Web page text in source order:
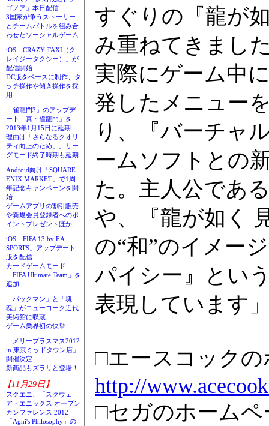
ゴノア」本日配信
3国家が争うストーリー
とチームバトルを組み合
わせたソーシャルゲーム
iOS「CRAZY TAXI（ク
レイジータクシー）」が
配信開始
DC版をベースに制作、タ
ッチ操作や傾き操作を採
用
「雀龍門3」のアップデ
ート「真・雀龍門」を
2013年1月15日に延期
理由は「さらなるクオリ
ティ向上のため」。リー
グモード終了時期も延期
Android向け「SQUARE
ENIX MARKET」で1周
年記念キャンペーンを開
始
ゲームアプリの割引販売
や新規会員登録者へのポ
イントプレゼントほか
iOS「FIFA 13 by EA
SPORTS」アップデート
版を配信
カードゲームモード
「FIFA Ultimate Team」を
追加
「パックマン」と「塊
魂」がニューヨーク近代
美術館に収蔵
ゲーム業界初の快挙
「メリープラスマス2012
in 東京ミッドタウン店」
開催決定
新商品もズラリと登場！
【11月29日】
スクエニ、「スクウェ
ア・エニックス オープン
カンファレンス 2012」
「Agni's Philosophy」の
すぐりの『龍が
み重ねてきまし
実際にゲーム中
発したメニュー
り、『バーチャ
ームソフトとの
た。主人公であ
や、『龍が如く
の“和”のイメー
パイシー』とい
表現しています
□エースコック
http://
□セガのホームペ